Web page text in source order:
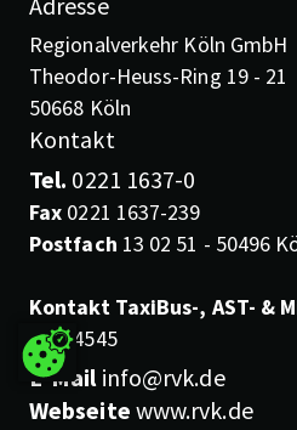
Regionalverkehr Köln GmbH
Theodor-Heuss-Ring 19 - 21
50668 Köln
Kontakt
Tel. 0221 1637-0
Fax 0221 1637-239
Postfach 13 02 51 - 50496
Kontakt TaxiBus-, AST- &
99454545
E-Mailinfo@rvk.de
Webseite www.rvk.de